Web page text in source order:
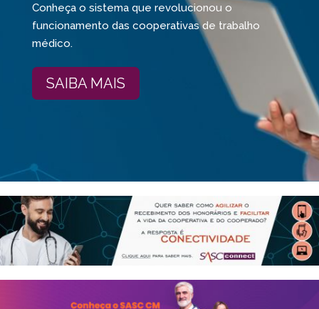
Conheça o sistema que revolucionou o
funcionamento das cooperativas de trabalho
médico.
SAIBA MAIS